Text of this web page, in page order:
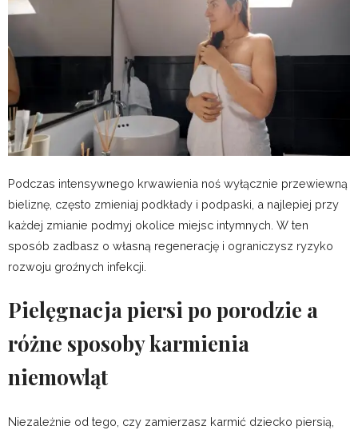
Podczas intensywnego krwawienia noś wyłącznie przewiewną
bieliznę, często zmieniaj podkłady i podpaski, a najlepiej przy
każdej zmianie podmyj okolice miejsc intymnych. W ten
sposób zadbasz o własną regenerację i ograniczysz ryzyko
rozwoju groźnych infekcji.
Pielęgnacja piersi po porodzie a
różne sposoby karmienia
niemowląt
Niezależnie od tego, czy zamierzasz karmić dziecko piersią,